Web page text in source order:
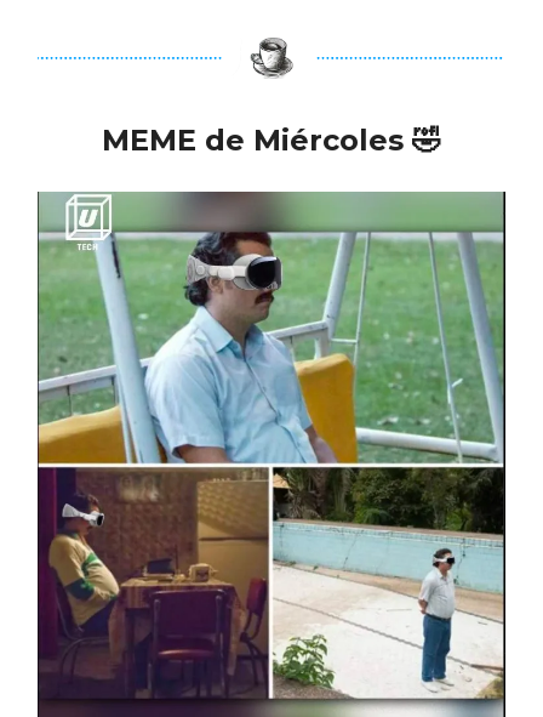
MEME de Miércoles 🤣